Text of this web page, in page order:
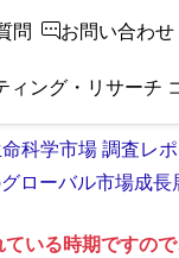
問 お問い合わせ
ィング・リサーチ
科学市場 調査レポ
ローバル市場成
いる時期ですの